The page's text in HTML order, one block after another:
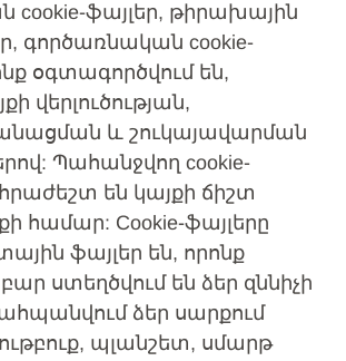
cookie-ֆայլեր, թիրախային
գործառնական cookie-
օգտագործվում են,
վերլուծության,
և շուկայավարման
Պահանջվող cookie-
են կայքի ճիշտ
Cookie-ֆայլերը
ֆայլեր են, որոնք
ստեղծվում են ձեր զննիչի
ձեր սարքում
պլանշետ, սմարթ